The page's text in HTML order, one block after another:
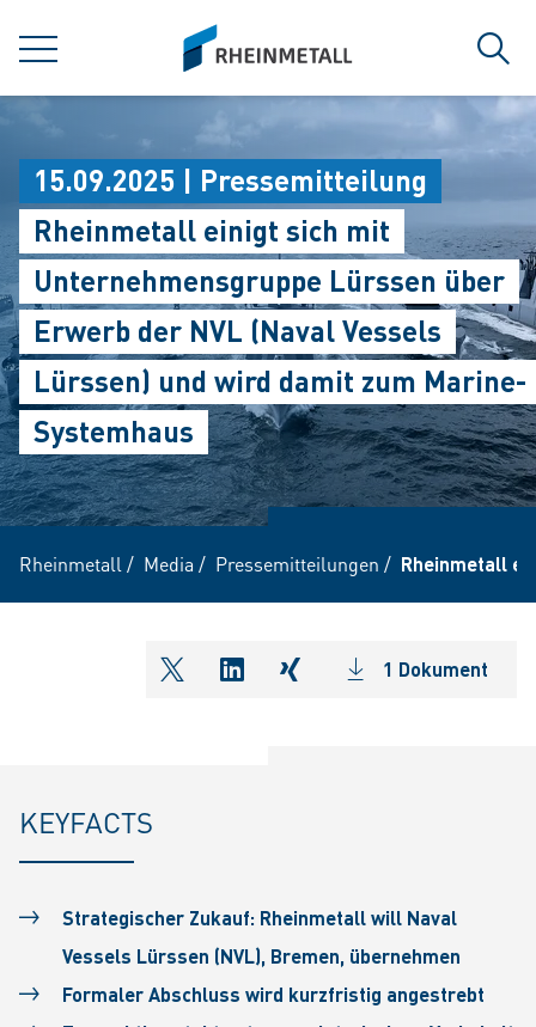
MENÜ
siteLogo
15.09.2025 | Pressemitteilung
Rheinmetall einigt sich mit
Unternehmensgruppe Lürssen über
Erwerb der NVL (Naval Vessels
Lürssen) und wird damit zum Marine-
Systemhaus
Rheinmetall / Media / Pressemitteilungen / Rheinmetall
shareOntwitter
shareOnlinkedIn
shareOnxing1 Dokument
KEYFACTS
Strategischer Zukauf: Rheinmetall will Naval
Vessels Lürssen (NVL), Bremen, übernehmen
Formaler Abschluss wird kurzfristig angestrebt